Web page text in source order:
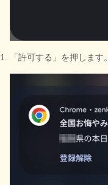
「許可する」を押します。